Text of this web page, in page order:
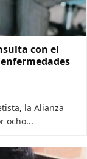
con el
la Alianza
ocho...